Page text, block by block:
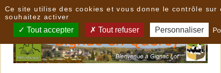
Ce site utilise des cookies et vous donne le contrôle sur
souhaitez activer
Tout accepter Tout refuser Personnaliser